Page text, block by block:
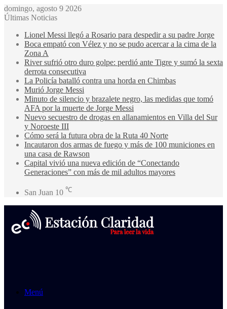
domingo, agosto 9 2026
Últimas Noticias
Lionel Messi llegó a Rosario para despedir a su padre Jorge
Boca empató con Vélez y no se pudo acercar a la cima de la
Zona A
River sufrió otro duro golpe: perdió ante Tigre y sumó la sexta
derrota consecutiva
La Policía batalló contra una horda en Chimbas
Murió Jorge Messi
Minuto de silencio y brazalete negro, las medidas que tomó
AFA por la muerte de Jorge Messi
Nuevo secuestro de drogas en allanamientos en Villa del Sur
y Noroeste III
Cómo será la futura obra de la Ruta 40 Norte
Incautaron dos armas de fuego y más de 100 municiones en
una casa de Rawson
Capital vivió una nueva edición de “Conectando
Generaciones” con más de mil adultos mayores
San Juan 10 ℃
Menú